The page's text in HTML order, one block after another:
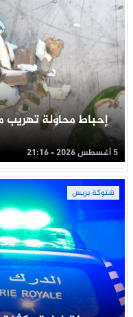
إحباط محاولة
5 أغسطس 2026 - 21:16
شتوكة بريس